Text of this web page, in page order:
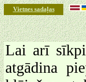
Vietnes sadaļas
Lai arī
atgādina